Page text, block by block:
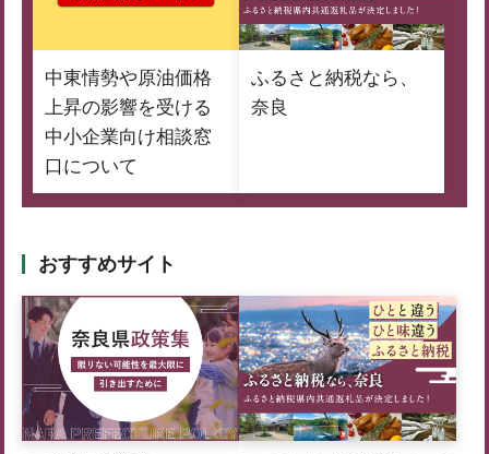
中東情勢や原油価格
上昇の影響を受ける
中小企業向け相談窓
口について
ふるさと納税なら、
奈良
おすすめサイト